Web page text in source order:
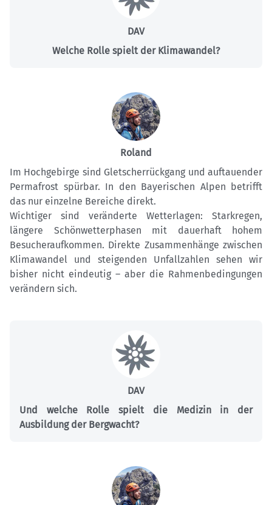
DAV
Welche Rolle spielt der Klimawandel?
Roland
Im Hochgebirge sind Gletscherrückgang und auftauender
Permafrost spürbar. In den Bayerischen Alpen betrifft
das nur einzelne Bereiche direkt.
Wichtiger sind veränderte Wetterlagen: Starkregen,
längere Schönwetterphasen mit dauerhaft hohem
Besucheraufkommen. Direkte Zusammenhänge zwischen
Klimawandel und steigenden Unfallzahlen sehen wir
bisher nicht eindeutig – aber die Rahmenbedingungen
verändern sich.
DAV
Und welche Rolle spielt die Medizin in der
Ausbildung der Bergwacht?